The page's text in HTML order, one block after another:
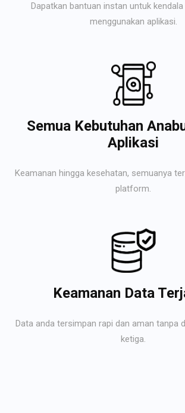
Dapatkan bantuan instan untuk
menggunakan aplikasi.
Semua Kebutuhan
Aplikasi
Keamanan hingga kesehatan, semuanya
platform.
Keamanan Data
Data anda tersimpan rapi dan aman tanpa
ketiga.